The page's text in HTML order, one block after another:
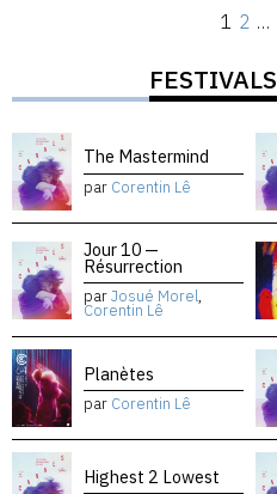
1 2 …
FESTIVALS
The Mastermind
par Corentin Lê
Jour 10 —
Résurrection
parJosué Morel,
Corentin Lê
Planètes
par Corentin Lê
Highest 2 Lowest